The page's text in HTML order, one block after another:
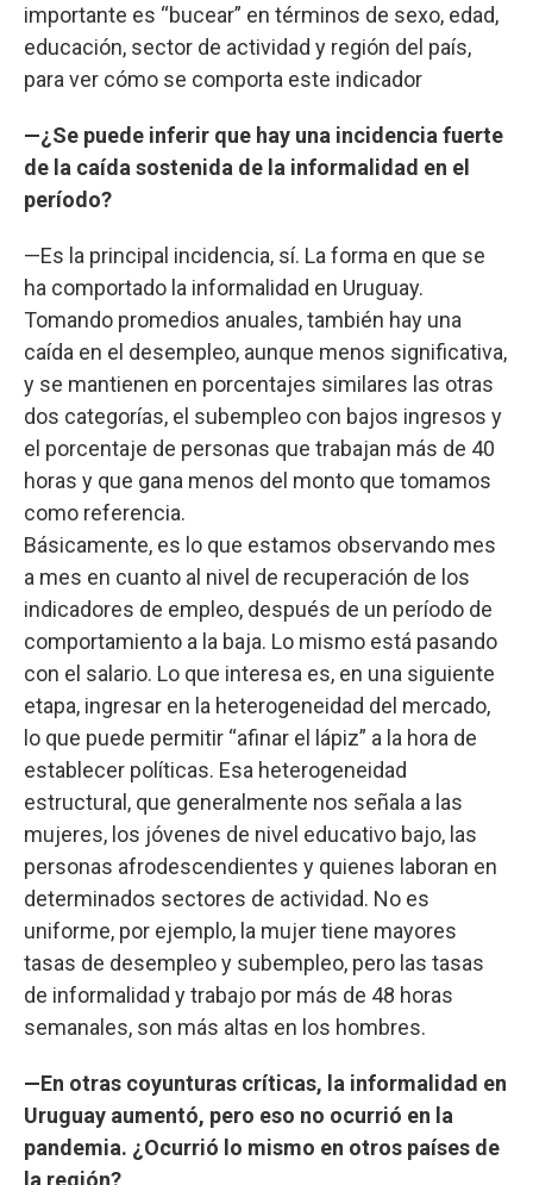
importante es “bucear” en términos de sexo, edad,
educación, sector de actividad y región del país,
para ver cómo se comporta este indicador
—¿Se puede inferir que hay una incidencia fuerte
de la caída sostenida de la informalidad en el
período?
—Es la principal incidencia, sí. La forma en que se
ha comportado la informalidad en Uruguay.
Tomando promedios anuales, también hay una
caída en el desempleo, aunque menos significativa,
y se mantienen en porcentajes similares las otras
dos categorías, el subempleo con bajos ingresos y
el porcentaje de personas que trabajan más de 40
horas y que gana menos del monto que tomamos
como referencia.
Básicamente, es lo que estamos observando mes
a mes en cuanto al nivel de recuperación de los
indicadores de empleo, después de un período de
comportamiento a la baja. Lo mismo está pasando
con el salario. Lo que interesa es, en una siguiente
etapa, ingresar en la heterogeneidad del mercado,
lo que puede permitir “afinar el lápiz” a la hora de
establecer políticas. Esa heterogeneidad
estructural, que generalmente nos señala a las
mujeres, los jóvenes de nivel educativo bajo, las
personas afrodescendientes y quienes laboran en
determinados sectores de actividad. No es
uniforme, por ejemplo, la mujer tiene mayores
tasas de desempleo y subempleo, pero las tasas
de informalidad y trabajo por más de 48 horas
semanales, son más altas en los hombres.
—En otras coyunturas críticas, la informalidad en
Uruguay aumentó, pero eso no ocurrió en la
pandemia. ¿Ocurrió lo mismo en otros países de
la región?